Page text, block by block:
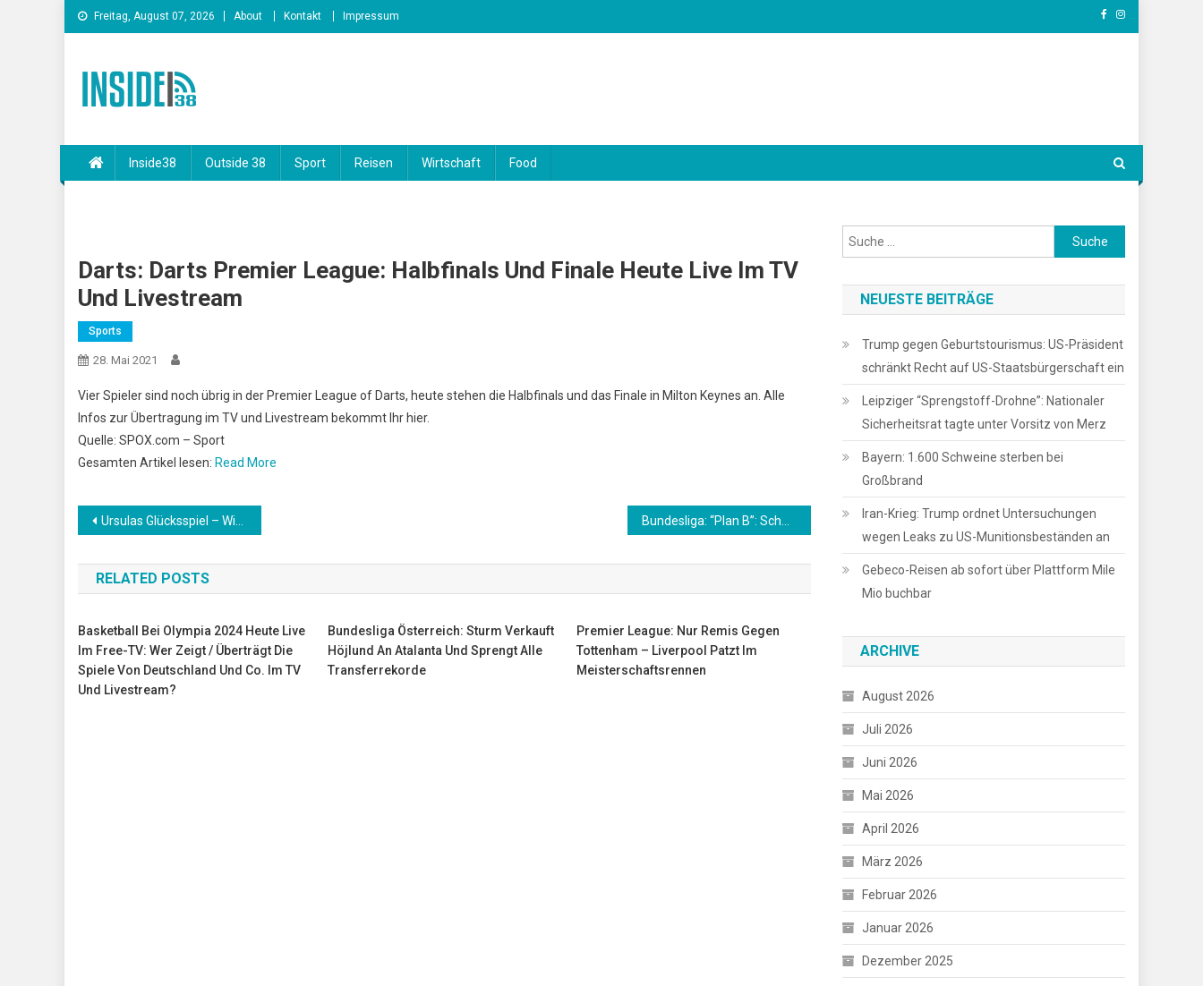
Skip
to
Freitag, August 07, 2026 About Kontakt Impressum
Inside38 Outside 38 Sport Reisen Wirtschaft Food
Darts: Darts Premier League: Halbfinals Und Finale Heute Live Im TV
Und Livestream
Sports
28. Mai 2021
Vier Spieler sind noch übrig in der Premier League of Darts, heute stehen die Halbfinals und das Finale in Milton Keynes an. Alle
Infos zur Übertragung im TV und Livestream bekommt Ihr hier.
Quelle: SPOX.com – Sport
Gesamten Artikel lesen: Read More
Beitrags-
Navigation
Ursulas Glücksspiel – Wird der EU-Megadeal mit BioNTech/Pfizer jetzt zum Reinfall?
RELATED POSTS
Basketball Bei Olympia 2024 Heute Live
Im Free-TV: Wer Zeigt / Überträgt Die
Spiele Von Deutschland Und Co. Im TV
Und Livestream?
Bundesliga Österreich: Sturm Verkauft
Höjlund An Atalanta Und Sprengt Alle
Transferrekorde
Premier League: Nur Remis Gegen
Tottenham – Liverpool Patzt Im
Meisterschaftsrennen
Suche
nach:
NEUESTE BEITRÄGE
Trump gegen Geburtstourismus: US-Präsident
schränkt Recht auf US-Staatsbürgerschaft ein
Leipziger “Sprengstoff-Drohne”: Nationaler
Sicherheitsrat tagte unter Vorsitz von Merz
Bayern: 1.600 Schweine sterben bei
Großbrand
Iran-Krieg: Trump ordnet Untersuchungen
wegen Leaks zu US-Munitionsbeständen an
Gebeco-Reisen ab sofort über Plattform Mile
Mio buchbar
ARCHIVE
August 2026
Juli 2026
Juni 2026
Mai 2026
April 2026
März 2026
Februar 2026
Januar 2026
Dezember 2025